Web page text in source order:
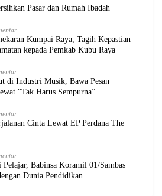
Pasar dan Rumah Ibadah
Kumpai Raya, Tagih Kepastian
kepada Pemkab Kubu Raya
di Industri Musik, Bawa Pesan
“Tak Harus Sempurna”
Cinta Lewat EP Perdana The
Pelajar, Babinsa Koramil 01/Sambas
Dunia Pendidikan